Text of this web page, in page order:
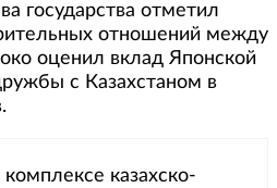
государства отметил
отношений между
оценил вклад Японской
с Казахстаном в
казахско-